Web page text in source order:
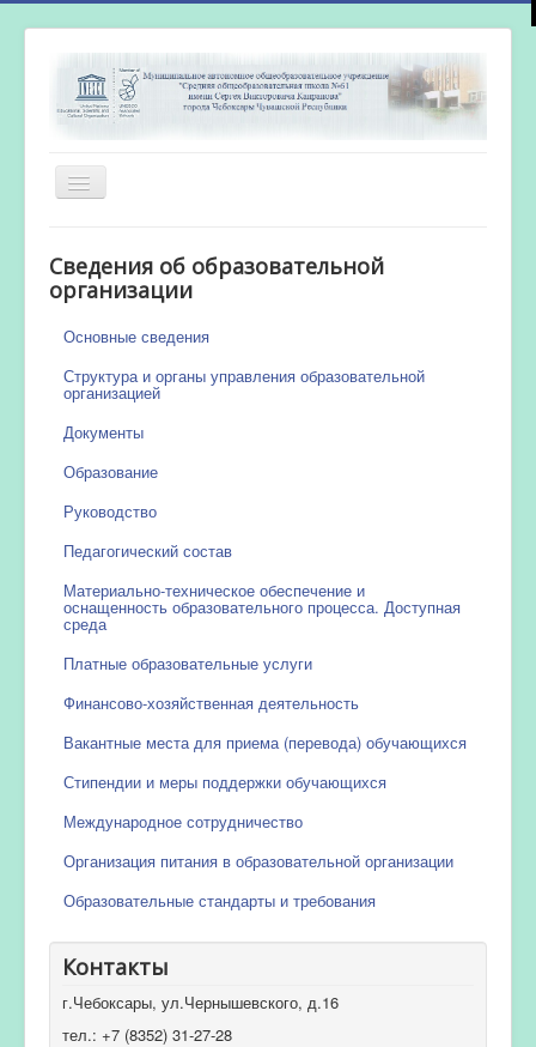
Включить/
выключить
Новости
Сведения об образовательной
организации
Основные сведения
Структура и органы управления образовательной
организацией
Документы
Образование
Руководство
Педагогический состав
Материально-техническое обеспечение и
оснащенность образовательного процесса. Доступная
среда
Платные образовательные услуги
Финансово-хозяйственная деятельность
Вакантные места для приема (перевода) обучающихся
Стипендии и меры поддержки обучающихся
Международное сотрудничество
Организация питания в образовательной организации
Образовательные стандарты и требования
Контакты
г.Чебоксары, ул.Чернышевского, д.16
тел.: +7 (8352) 31-27-28